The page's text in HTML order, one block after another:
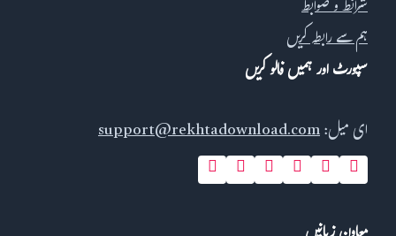
ہم سے رابطہ کریں
سپورٹ اور ہمیں فالو کریں
ای میل:support@rekhtadownload.com